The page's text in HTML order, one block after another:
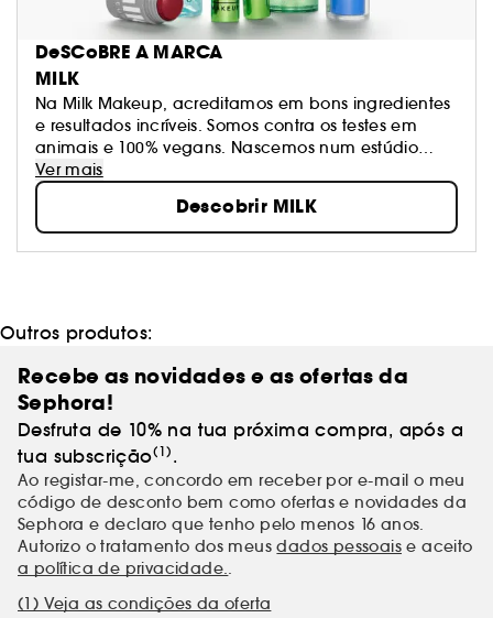
DeSCoBRE A MARCA
MILK
Na Milk Makeup, acreditamos em bons ingredientes
e resultados incríveis. Somos contra os testes em
animais e 100% vegans. Nascemos num estúdio
criativo no sul da cidade de Nova Iorque. Usamos a
nossa comunidade e cultura como fonte de
inspiração. Consideramos o estilo pessoal e a
experiência formas de autoexpressão.
Ver mais
Descobrir MILK
Outros produtos:
Recebe as novidades e as ofertas da
Sephora!
Desfruta de 10% na tua próxima compra, após a
tua subscrição(1) .
Ao registar-me, concordo em receber por e-mail o meu
código de desconto bem como ofertas e novidades da
Sephora e declaro que tenho pelo menos 16 anos.
Autorizo o tratamento dos meusdados pessoais e aceito
a política de privacidade..
(1) Veja as condições da oferta